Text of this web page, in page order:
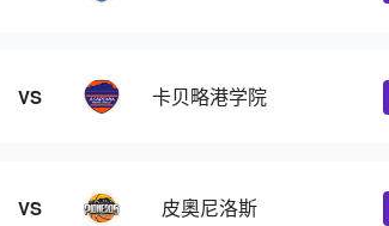
VS 卡贝略港学院
VS 皮奧尼洛斯